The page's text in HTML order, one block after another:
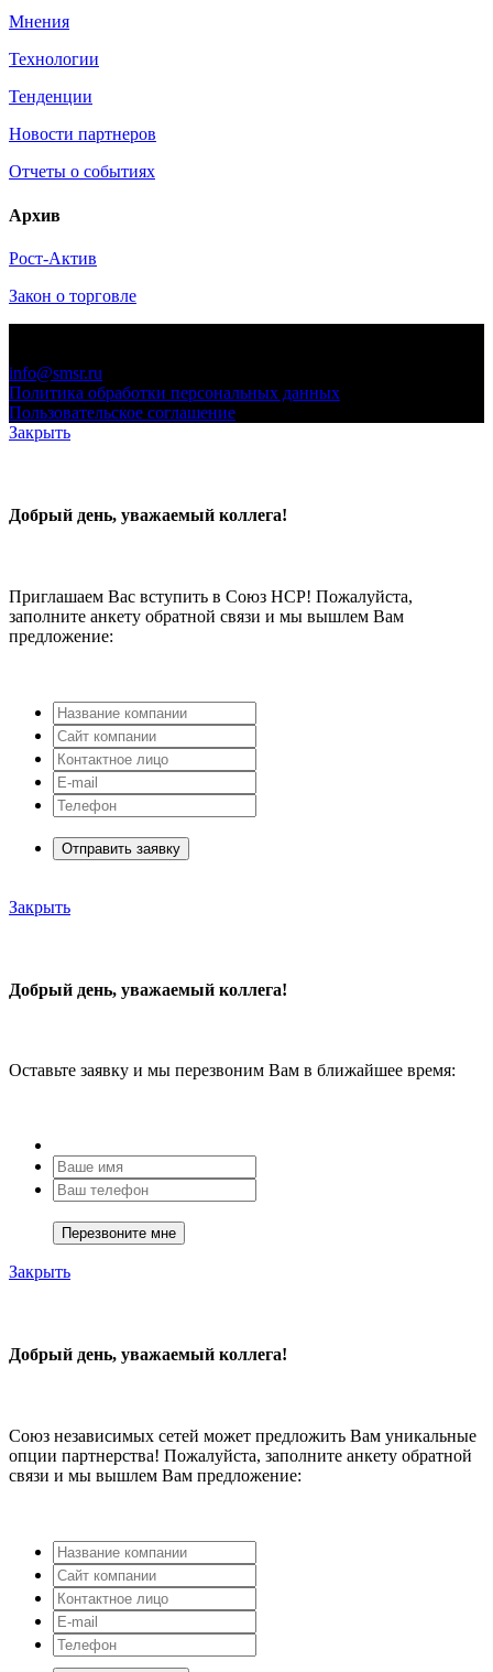
Мнения
Технологии
Тенденции
Новости партнеров
Отчеты о событиях
Архив
Рост-Актив
Закон о торговле
info@smsr.ru
Политика обработки персональных данных
Пользовательское соглашение
Закрыть
Добрый день, уважаемый коллега!
Приглашаем Вас вступить в Союз НСР! Пожалуйста,
заполните анкету обратной связи и мы вышлем Вам
предложение:
Отправить заявку
Закрыть
Добрый день, уважаемый коллега!
Оставьте заявку и мы перезвоним Вам в ближайшее время:
Закрыть
Добрый день, уважаемый коллега!
Союз независимых сетей может предложить Вам уникальные
опции партнерства! Пожалуйста, заполните анкету обратной
связи и мы вышлем Вам предложение: